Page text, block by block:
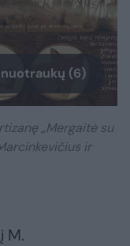
nuotraukų (6)
„Mergaitė su
ir
M.